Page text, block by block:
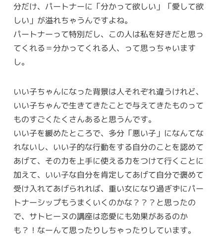
分だけ、パートナーに「分かって欲しい」「愛して欲
しい」が溢れちゃうんですよね。
パートナーって特別だし、この人は私を好きだと思っ
てくれる＝分かってくれる人、って思っちゃいます
し。
いい子ちゃんになった背景は人それぞれ違うけれど、
いい子ちゃんで生きてきたことで与えてきたものって
ものすごくたくさんあると思うんです。
いい子を緩めたところで、多分「悪い子」になんてな
れないし、いい子的な行動をする自分のことを認めて
あげて、その力を上手に使える力をつけて行くことに
加えて、いい子な自分を肯定してあげて自分で褒めて
受け入れてあげられれば、重い女になり過ぎずにパー
トナーシップもうまくいくのかな？？？と思ったの
で、サトヒーヌの講座は恋愛にも効果があるのか
も？！なーんて思ったりしちゃったりしています。